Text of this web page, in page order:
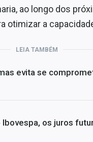
ao longo dos
otimizar a
LEIA TAMBÉM
evita se
Ibovespa, os juros